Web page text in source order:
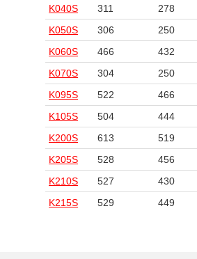
K040S
311 278
K050S
306 250
K060S
466 432
K070S
304 250
K095S
522 466
K105S
504 444
K200S
613 519
K205S
528 456
K210S
527 430
K215S
529 449